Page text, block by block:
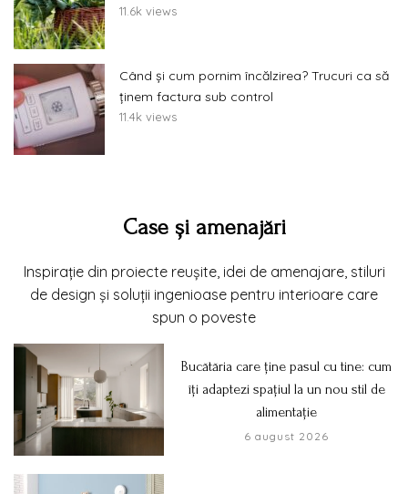
11.6k views
Când și cum pornim încălzirea? Trucuri ca să
ținem factura sub control
11.4k views
Case și amenajări
Inspirație din proiecte reușite, idei de amenajare, stiluri
de design și soluții ingenioase pentru interioare care
spun o poveste
Bucătăria care ține pasul cu tine: cum
îți adaptezi spațiul la un nou stil de
alimentație
6 august 2026